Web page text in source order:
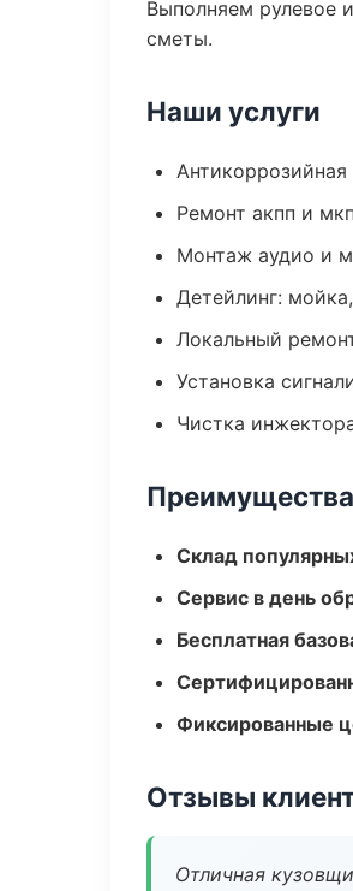
Выполняем рулевое
сметы.
Наши услуги
Антикоррозийная
Ремонт акпп и
Монтаж аудио и
Детейлинг:
Локальный
Установка
Чистка
Склад
Сервис в день
Бесплатная
Фиксированные
Отзывы
Отличная